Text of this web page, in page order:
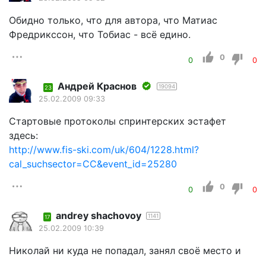
Обидно только, что для автора, что Матиас
Фредрикссон, что Тобиас - всё едино.
0 0 0
23 Андрей Краснов 19094
25.02.2009 09:33
Стартовые протоколы спринтерских эстафет
здесь:
http://www.fis-ski.com/uk/604/1228.html?
cal_suchsector=CC&event_id=25280
0 0 0
17 andrey shachovoy 1141
25.02.2009 10:39
Николай ни куда не попадал, занял своё место и